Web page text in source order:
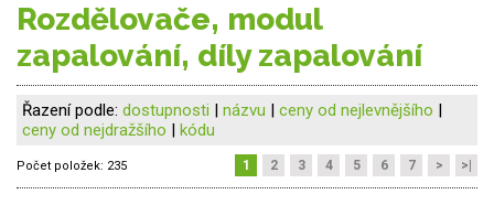
rozdělovače, modul
zapalování, díly zapalování
Řazení podle: dostupnosti | názvu | ceny od nejlevnějšího |
ceny od nejdražšího | kódu
Počet položek: 235 1 2 3 4 5 6 7 > >|